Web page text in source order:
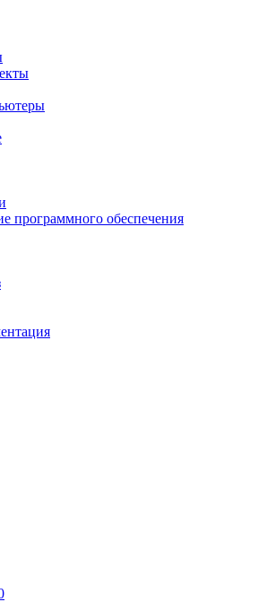
программного обеспечения